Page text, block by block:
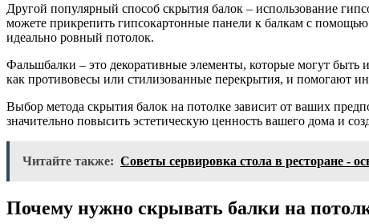
Другой популярный способ скрытия балок – использование
можете прикрепить гипсокартонные панели к балкам с
идеально ровный потолок.
Фальшбалки – это декоративные элементы, которые могут
как противовесы или стилизованные перекрытия, и помогают
Выбор метода скрытия балок на потолке зависит от ваших
значительно повысить эстетическую ценность вашего дома и
Читайте также: Советы сервировка стола в ресторане -
Почему нужно скрывать балки на